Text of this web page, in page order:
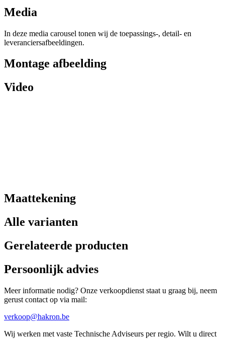
Media
In deze media carousel tonen wij de toepassings-, detail- en
leveranciersafbeeldingen.
Montage afbeelding
Video
Maattekening
Alle varianten
Gerelateerde producten
Persoonlijk advies
Meer informatie nodig? Onze verkoopdienst staat u graag bij, neem
gerust contact op via mail:
verkoop@hakron.be
Wij werken met vaste Technische Adviseurs per regio. Wilt u direct